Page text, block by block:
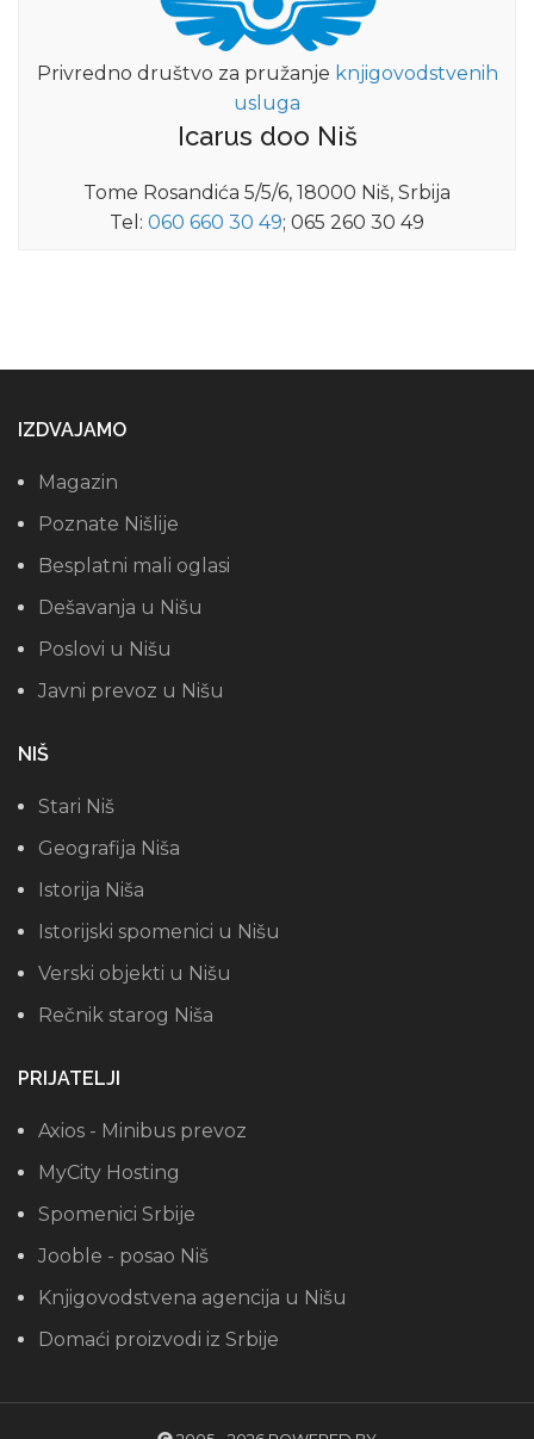
Privredno društvo za pružanje knjigovodstvenih
usluga
Icarus doo Niš
Tome Rosandića 5/5/6, 18000 Niš, Srbija
Tel: 060 660 30 49; 065 260 30 49
IZDVAJAMO
Magazin
Poznate Nišlije
Besplatni mali oglasi
Dešavanja u Nišu
Poslovi u Nišu
Javni prevoz u Nišu
NIŠ
Stari Niš
Geografija Niša
Istorija Niša
Istorijski spomenici u Nišu
Verski objekti u Nišu
Rečnik starog Niša
PRIJATELJI
Axios - Minibus prevoz
MyCity Hosting
Spomenici Srbije
Jooble - posao Niš
Knjigovodstvena agencija u Nišu
Domaći proizvodi iz Srbije